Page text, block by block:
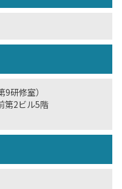
研修室）
第2ビル5階